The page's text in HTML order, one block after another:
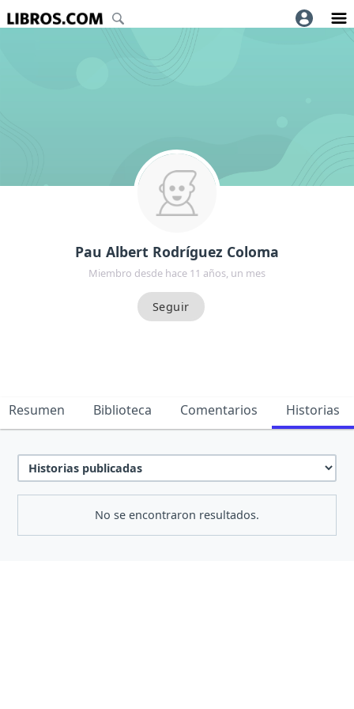
Pau Albert Rodríguez Coloma
Miembro desde hace 11 años, un mes
Resumen Biblioteca Comentarios Historias
No se encontraron resultados.